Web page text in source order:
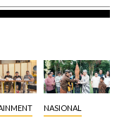
NASIONAL